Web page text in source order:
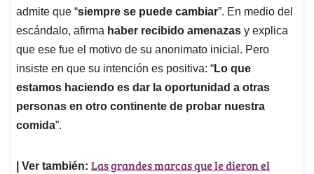
admite que “siempre se puede cambiar”. En medio del
escándalo, afirma haber recibido amenazas y explica
que ese fue el motivo de su anonimato inicial. Pero
insiste en que su intención es positiva: “Lo que
estamos haciendo es dar la oportunidad a otras
personas en otro continente de probar nuestra
comida”.
| Ver también: Las grandes marcas que le dieron el